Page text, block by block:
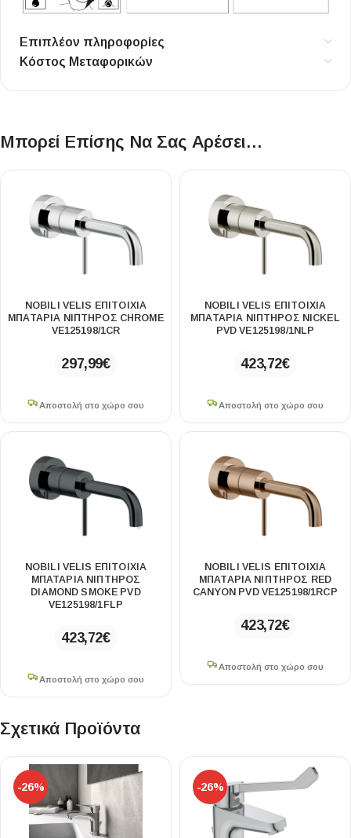
Επιπλέον πληροφορίες
Κόστος Μεταφορικών
Μπορεί Επίσης Να Σας Αρέσει…
NOBILI VELIS ΕΠΙΤΟΊΧΙΑ
ΜΠΑΤΑΡΊΑ ΝΙΠΤΉΡΟΣ CHROME
VE125198/1CR
297,99€
Αποστολή στο χώρο σου
NOBILI VELIS ΕΠΙΤΟΊΧΙΑ
ΜΠΑΤΑΡΊΑ ΝΙΠΤΉΡΟΣ NICKEL
PVD VE125198/1NLP
423,72€
Αποστολή στο χώρο σου
NOBILI VELIS ΕΠΙΤΟΊΧΙΑ
ΜΠΑΤΑΡΊΑ ΝΙΠΤΉΡΟΣ
DIAMOND SMOKE PVD
VE125198/1FLP
423,72€
Αποστολή στο χώρο σου
NOBILI VELIS ΕΠΙΤΟΊΧΙΑ
ΜΠΑΤΑΡΊΑ ΝΙΠΤΉΡΟΣ RED
CANYON PVD VE125198/1RCP
423,72€
Αποστολή στο χώρο σου
Σχετικά Προϊόντα
-26% -26%